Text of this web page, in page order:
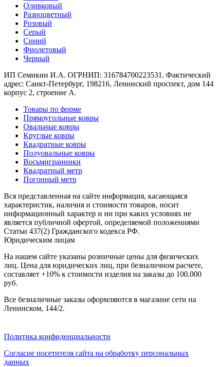
наличии
Паласы
Как
выбрать
ковер
Доставка
и
Наши
работы
Контакты
647-
mail@carpet-
spb.ru
Заказать
звонок
0 0
0
Оливковый
Разноцветный
Розовый
Серый
Синий
Фиолетовый
Черный
ИП Семикин И.А. ОГРНИП: 316784700223531. Фактический
адрес: Санкт-Петербург, 198216, Ленинский проспект, дом 144
корпус 2, строение А.
Товары по форме
Прямоугольные ковры
Овальные ковры
Круглые ковры
Квадратные ковры
Полуовальные ковры
Восьмигранники
Квадратный метр
Погонный метр
Вся представленная на сайте информация, касающаяся
характеристик, наличия и стоимости товаров, носит
информационный характер и ни при каких условиях не
является публичной офертой, определяемой положениями
Статьи 437(2) Гражданского кодекса РФ.
Юридическим лицам
На нашем сайте указаны розничные цены для физических
лиц. Цена для юридических лиц, при безналичном расчете,
составляет +10% к стоимости изделия на заказы до 100.000
руб.
Все безналичные заказы оформляются в магазине сети на
Ленинском, 144/2.
Политика конфиденциальности
Согласие посетителя сайта на обработку персональных
данных